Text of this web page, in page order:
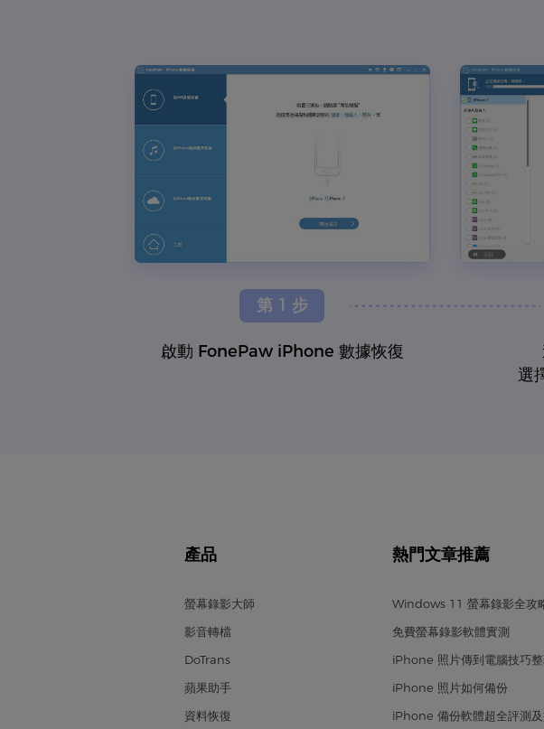
第 1 步
啟動 FonePaw iPhone 數據恢復
選
產品
螢幕錄影大師
影音轉檔
DoTrans
蘋果助手
資料恢復
熱門文章推薦
Windows 11 螢幕錄影全攻
免費螢幕錄影軟體實測
iPhone 照片傳到電腦技巧
iPhone 照片如何備份
iPhone 備份軟體超全評測